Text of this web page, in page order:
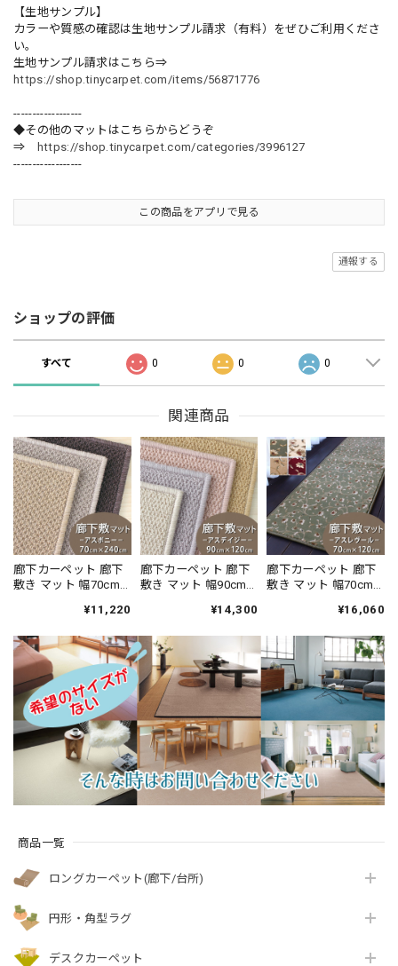
商品一覧
ロングカーペット(廊下/台所)
円形・角型ラグ
デスクカーペット
【生地サンプル】
カラーや質感の確認は生地サンプル請求（有料）をぜひご利用くださ
い。
生地サンプル請求はこちら⇒
https://shop.tinycarpet.com/items/56871776
------------------
◆その他のマットはこちらからどうぞ
⇒
https://shop.tinycarpet.com/categories/3996127
------------------
この商品をアプリで見る
通報する
ショップの評価
すべて 0 0 0
関連商品
廊下カーペット 廊下
敷き マット 幅70cm×
く遊び毛出にくい素
い♪ 波紋のような上
質感のあるテクスチ
ャー 無地 ループ カー
ペット全3色 防炎ラベ
ル付『アスボニ
ー/BNI』
¥11,220
廊下カーペット 廊下
敷き マット 幅90cm×
ーズ カーペット「消
効果でイヤな臭いの
元を90％以上カッ
ト！優しい色合いの
天然素材ウール100％
無地 ループ カーペッ
ト全4色 防炎ラベル付
『アスデイジ
ー/DSY』
¥14,300
廊下カーペット 廊下
敷き マット 幅70cm×
やかなグレード感あ
耐久性に優れたウィ
ルトン織カーペット
全4色 防炎ラベル付
『アスレヴー
ル/REV』
¥16,060